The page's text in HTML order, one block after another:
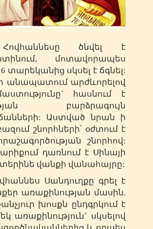
ծնվել է
մոտավորապես
տարեկանից սկսել է ճգնել:
անապատում արժևորելով
հասնում է
բարձրագույն
Աստված նրան ի
շնորհների՝ օժտում է
շնորհով:
դառնում է Սինայի
վանքի վանահայրը:
Սանդուղքը գրել է
առաքինության մասին.
խոսքն ընդգրկում է
առաքինություն` սկսելով